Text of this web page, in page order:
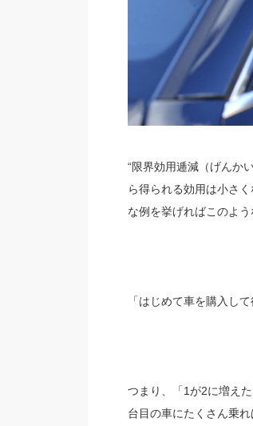
“限界効用逓減（げんか
ら得られる効用は小さ
な例を挙げればこのよう
「はじめて車を購入し
つまり、「1が2に増え
台目の車にたくさん乗